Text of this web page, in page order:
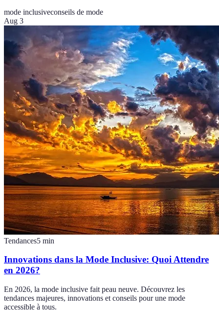
mode inclusiveconseils de mode
Aug 3
Tendances5 min
Innovations dans la Mode Inclusive: Quoi Attendre
en 2026?
En 2026, la mode inclusive fait peau neuve. Découvrez les
tendances majeures, innovations et conseils pour une mode
accessible à tous.